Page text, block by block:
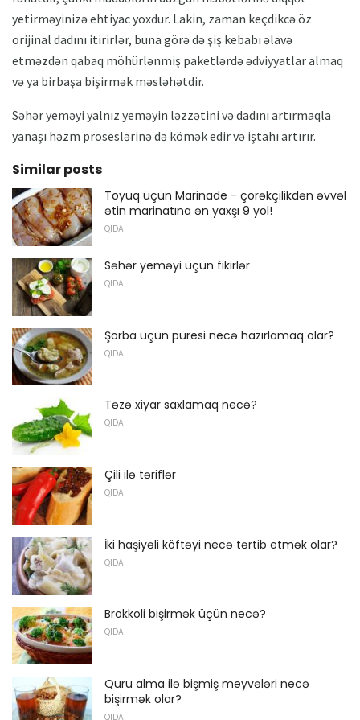
yetirməyinizə ehtiyac yoxdur. Lakin, zaman keçdikcə öz
orijinal dadını itirirlər, buna görə də şiş kebabı əlavə
etməzdən qabaq möhürlənmiş paketlərdə ədviyyatlar almaq
və ya birbaşa bişirmək məsləhətdir.
Səhər yeməyi yalnız yeməyin ləzzətini və dadını artırmaqla
yanaşı həzm proseslərinə də kömək edir və iştahı artırır.
Similar posts
Toyuq üçün Marinade - çörəkçilikdən əvvəl
ətin marinatına ən yaxşı 9 yol!
QIDA
Səhər yeməyi üçün fikirlər
QIDA
Şorba üçün püresi necə hazırlamaq olar?
QIDA
Təzə xiyar saxlamaq necə?
QIDA
Çili ilə təriflər
QIDA
İki haşiyəli köftəyi necə tərtib etmək olar?
QIDA
Brokkoli bişirmək üçün necə?
QIDA
Quru alma ilə bişmiş meyvələri necə
bişirmək olar?
QIDA